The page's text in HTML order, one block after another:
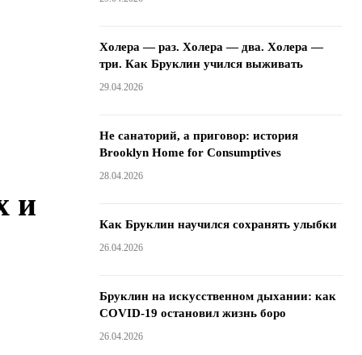
и
Холера — раз. Холера — два. Холера —
три. Как Бруклин учился выживать
29.04.2026
Не санаторий, а приговор: история
Brooklyn Home for Consumptives
28.04.2026
Как Бруклин научился сохранять улыбки
26.04.2026
Бруклин на искусственном дыхании: как
COVID-19 остановил жизнь боро
26.04.2026